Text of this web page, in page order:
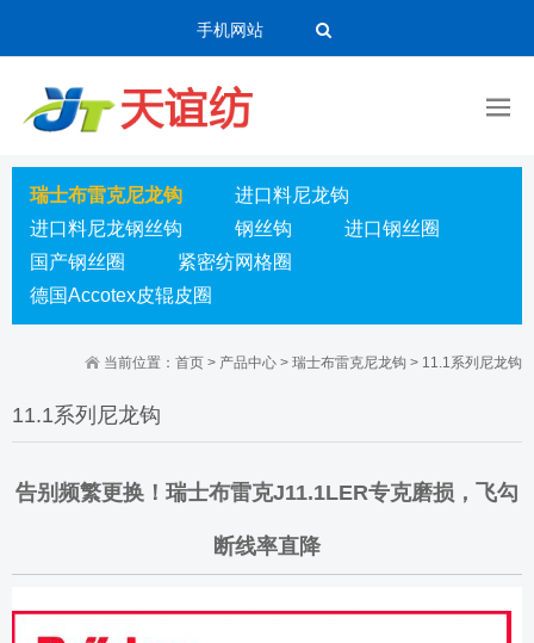
手机网站
瑞士布雷克尼龙钩
进口料尼龙钩
进口料尼龙钢丝钩
钢丝钩
进口钢丝圈
国产钢丝圈
紧密纺网格圈
德国Accotex皮辊皮圈
当前位置： 首页 > 产品中心 > 瑞士布雷克尼龙钩 > 11.1系列尼龙钩
11.1系列尼龙钩
告别频繁更换！瑞士布雷克J11.1LER专克磨损，飞勾
断线率直降